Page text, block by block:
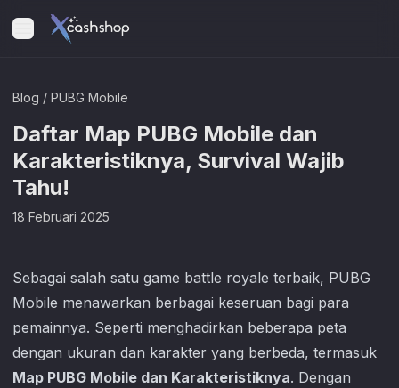
Blog / PUBG Mobile
Daftar Map PUBG Mobile dan
Karakteristiknya, Survival Wajib
Tahu!
18 Februari 2025
Sebagai salah satu game battle royale terbaik, PUBG
Mobile menawarkan berbagai keseruan bagi para
pemainnya. Seperti menghadirkan beberapa peta
dengan ukuran dan karakter yang berbeda, termasuk
Map PUBG Mobile dan Karakteristiknya. Dengan